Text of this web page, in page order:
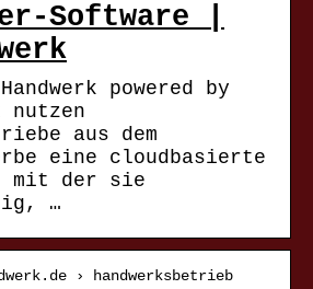
Software |
powered by
nutzen
aus dem
eine cloudbasierte
mit der sie
…
› handwerksbetrieb